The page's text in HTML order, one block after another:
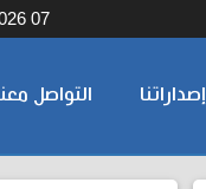
07 August 2026
إصداراتنا التواصل